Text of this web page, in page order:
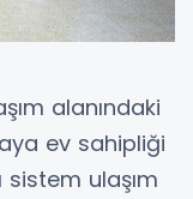
alanındaki
ev sahipliği
sistem ulaşım